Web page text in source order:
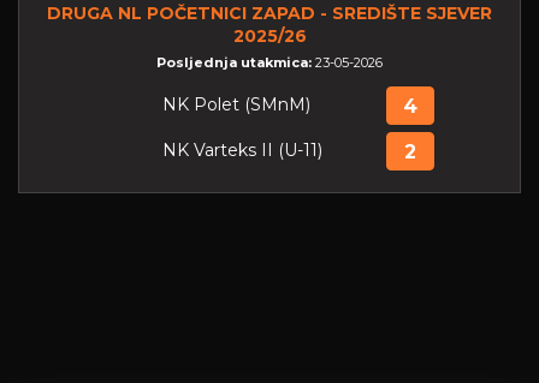
DRUGA NL POČETNICI ZAPAD - SREDIŠTE SJEVER
2025/26
Posljednja utakmica: 23-05-2026
NK Polet (SMnM) 4
NK Varteks II (U-11) 2